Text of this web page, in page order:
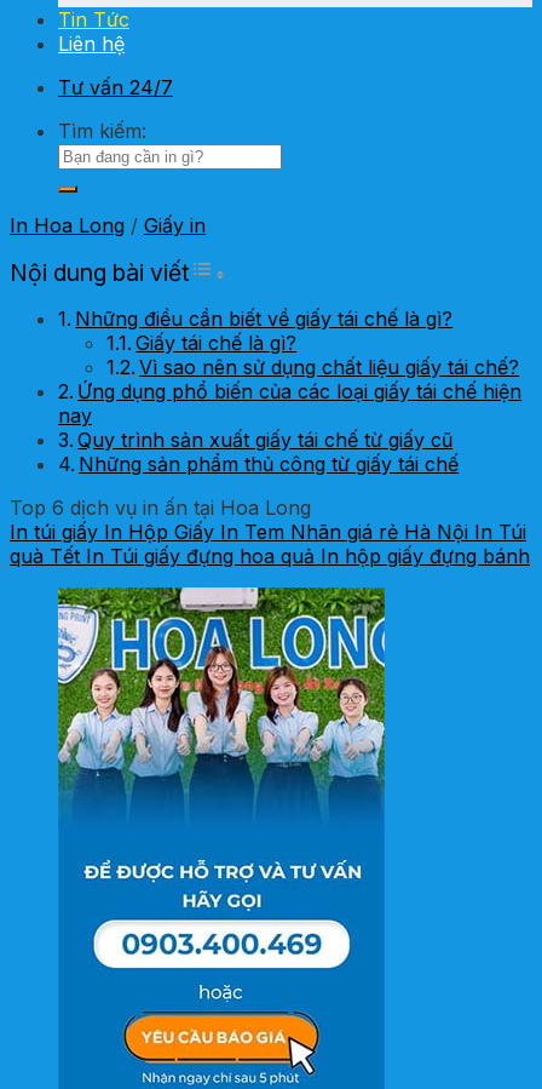
Tin Tức
Liên hệ
Tư vấn 24/7
Tìm kiếm:
In Hoa Long / Giấy in
Nội dung bài viết Toggle Table of Content
Những điều cần biết về giấy tái chế là gì?
Giấy tái chế là gì?
Vì sao nên sử dụng chất liệu giấy tái chế?
Ứng dụng phổ biến của các loại giấy tái chế hiện
nay
Quy trình sản xuất giấy tái chế từ giấy cũ
Những sản phẩm thủ công từ giấy tái chế
Top 6 dịch vụ in ấn tại Hoa Long
In túi giấy In Hộp Giấy In Tem Nhãn giá rẻ Hà Nội In Túi
quà Tết In Túi giấy đựng hoa quả In hộp giấy đựng bánh